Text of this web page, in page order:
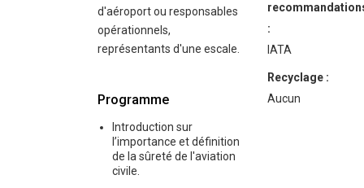
d'aéroport ou responsables
opérationnels,
représentants d'une escale.
Programme
Introduction sur
l’importance et définition
de la sûreté de l'aviation
civile.
:
IATA
Recyclage :
Aucun